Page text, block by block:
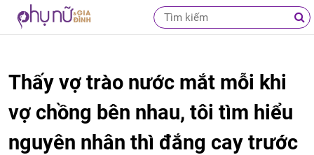
Thấy vợ trào nước mắt mỗi khi
vợ chồng bên nhau, tôi tìm hiểu
nguyên nhân thì đắng cay trước